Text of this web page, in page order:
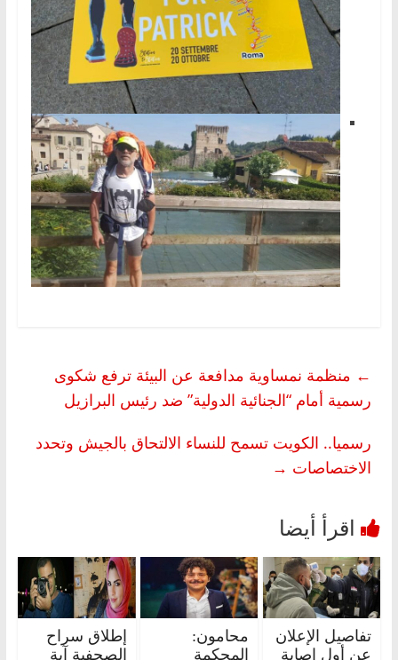
← منظمة نمساوية مدافعة عن البيئة ترفع شكوى
رسمية أمام “الجنائية الدولية” ضد رئيس البرازيل
رسميا.. الكويت تسمح للنساء الالتحاق بالجيش وتحدد
الاختصاصات →
تفاصيل الإعلان
عن أول إصابة
محامون:
المحكمة
إطلاق سراح
الصحفية آية